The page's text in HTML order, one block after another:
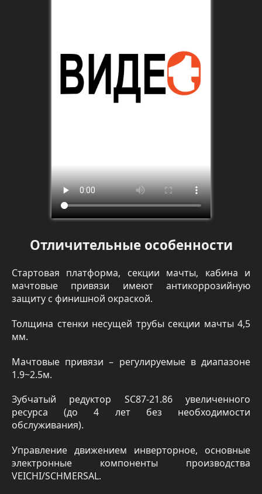
Отличительные особенности
Стартовая платформа, секции мачты, кабина и
мачтовые привязи имеют антикоррозийную
защиту с финишной окраской.
Толщина стенки несущей трубы секции мачты 4,5
мм.
Мачтовые привязи – регулируемые в диапазоне
1.9~2.5м.
Зубчатый редуктор SC87-21.86 увеличенного
ресурса (до 4 лет без необходимости
обслуживания).
Управление движением инверторное, основные
электронные компоненты производства
VEICHI/SCHMERSAL.